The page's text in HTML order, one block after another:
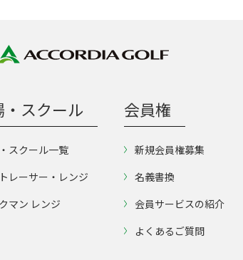
・スクール
スクール一覧
レーサー・レンジ
マン レンジ
会員権
新規会員権募集
名義書換
会員サービスの紹介
よくあるご質問